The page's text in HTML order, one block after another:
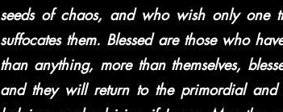
seeds of chaos, and who wish only one
suffocates them. Blessed are those who
than anything, more than themselves,
and they will return to the primordial and